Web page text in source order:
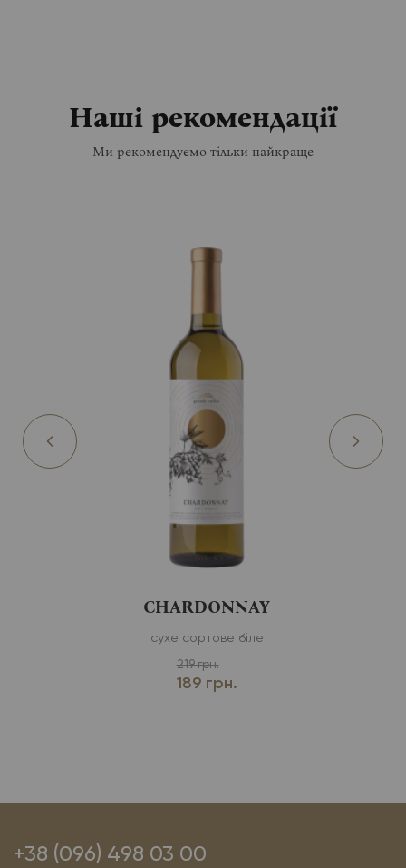
Наші рекомендації
Ми рекомендуємо тільки найкраще
CHARDONNAY
сухе сортове біле
219 грн.
189 грн.
+38 (096) 498 03 00